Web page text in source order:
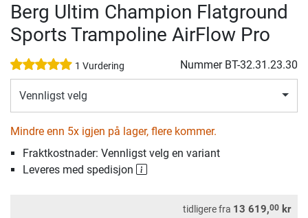
Berg Ultim Champion Flatground
Sports Trampoline AirFlow Pro
1 Vurdering Nummer BT-32.31.23.30
Vennligst velg
Mindre enn 5x igjen på lager, flere kommer.
Fraktkostnader: Vennligst velg en variant
Leveres med spedisjon
tidligere fra 13 619,00 kr